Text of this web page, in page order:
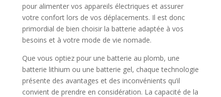
pour alimenter vos appareils électriques et assurer
votre confort lors de vos déplacements. Il est donc
primordial de bien choisir la batterie adaptée à vos
besoins et à votre mode de vie nomade.
Que vous optiez pour une batterie au plomb, une
batterie lithium ou une batterie gel, chaque technologie
présente des avantages et des inconvénients qu’il
convient de prendre en considération. La capacité de la